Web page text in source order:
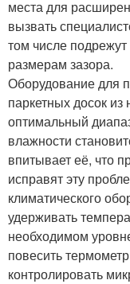
места для
вызвать
том числе
размерам зазора.
Оборудование для
паркетных досок из
оптимальный
влажности
впитывает её, что
исправят эту
климатического
удерживать
необходимом
повесить
контролировать